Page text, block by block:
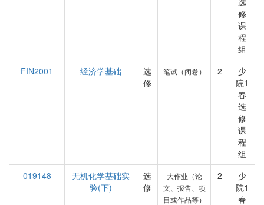
修
课
程
组
FIN2001
经济学基础
选
修
笔试（闭卷） 2
少
院1
春
选
修
课
程
组
019148
无机化学基础实
验(下)
选
修
大作业（论
文、报告、项
目或作品等）
2
少
院1
春